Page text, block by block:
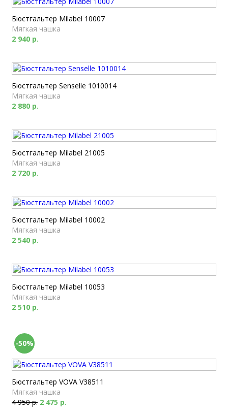
Бюстгальтер Milabel 10007
Мягкая чашка
2 940 р.
Бюстгальтер Senselle 1010014
Мягкая чашка
2 880 р.
Бюстгальтер Milabel 21005
Мягкая чашка
2 720 р.
Бюстгальтер Milabel 10002
Мягкая чашка
2 540 р.
Бюстгальтер Milabel 10053
Мягкая чашка
2 510 р.
-50%
Бюстгальтер VOVA V38511
Мягкая чашка
4 950 р. 2 475 р.